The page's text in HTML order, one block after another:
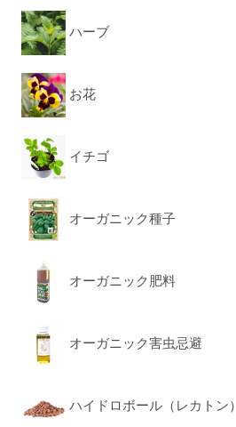
ハーブ
お花
イチゴ
オーガニック種子
オーガニック肥料
オーガニック害虫忌避
ハイドロボール（レカトン）